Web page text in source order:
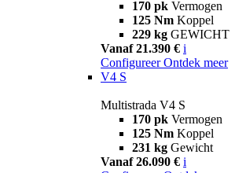
170 pk Vermogen
125 Nm Koppel
229 kg GEWICHT
Vanaf 21.390 € i
Configureer Ontdek meer
V4 S
Multistrada V4 S
170 pk Vermogen
125 Nm Koppel
231 kg Gewicht
Vanaf 26.090 € i